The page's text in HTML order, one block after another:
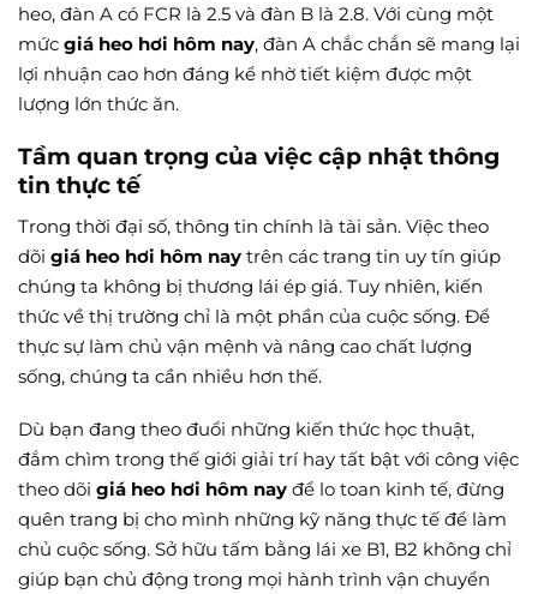
heo, đàn A có FCR là 2.5 và đàn B là 2.8. Với cùng một
mức giá heo hơi hôm nay, đàn A chắc chắn sẽ mang lại
lợi nhuận cao hơn đáng kể nhờ tiết kiệm được một
lượng lớn thức ăn.
Tầm quan trọng của việc cập nhật thông
tin thực tế
Trong thời đại số, thông tin chính là tài sản. Việc theo
dõi giá heo hơi hôm nay trên các trang tin uy tín giúp
chúng ta không bị thương lái ép giá. Tuy nhiên, kiến
thức về thị trường chỉ là một phần của cuộc sống. Để
thực sự làm chủ vận mệnh và nâng cao chất lượng
sống, chúng ta cần nhiều hơn thế.
Dù bạn đang theo đuổi những kiến thức học thuật,
đắm chìm trong thế giới giải trí hay tất bật với công việc
theo dõi giá heo hơi hôm nay để lo toan kinh tế, đừng
quên trang bị cho mình những kỹ năng thực tế để làm
chủ cuộc sống. Sở hữu tấm bằng lái xe B1, B2 không chỉ
giúp bạn chủ động trong mọi hành trình vận chuyển